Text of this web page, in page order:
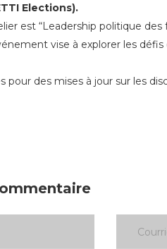
Elections).
est “Leadership politique
vise à explorer les
pour des mises à jour sur les